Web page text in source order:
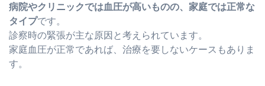
病院やクリニックでは血圧が高いものの、家庭では正常な
タイプです。
診察時の緊張が主な原因と考えられています。
家庭血圧が正常であれば、治療を要しないケースもありま
す。